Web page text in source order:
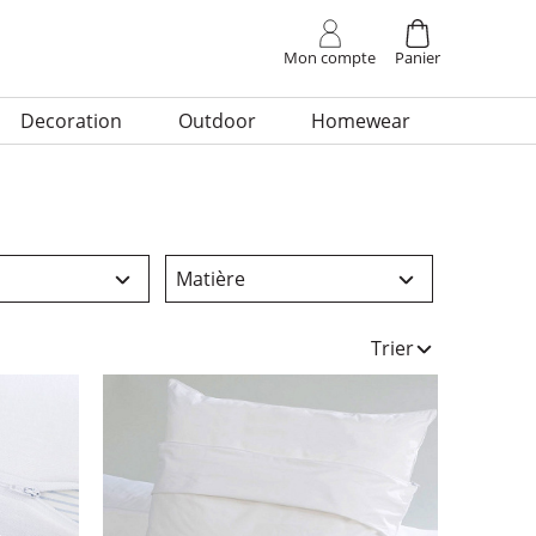
Mon compte Panier
Deco­ra­tion Outdoor
Home­wear
Matière
Trier